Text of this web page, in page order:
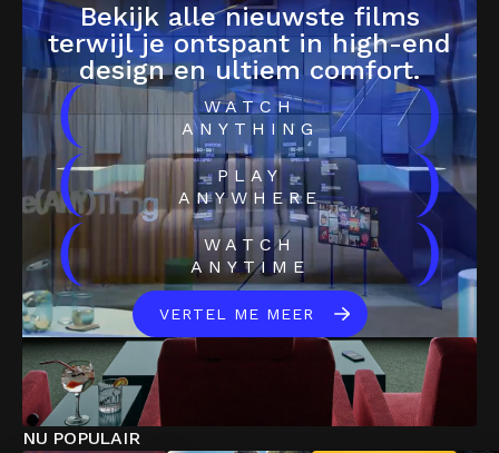
Bekijk alle nieuwste films
terwijl je ontspant in high-end
design en ultiem comfort.
(
WATCH
ANYTHING
)
(
PLAY
ANYWHERE
)
(
WATCH
ANYTIME
)
VERTEL ME MEER
NU POPULAIR